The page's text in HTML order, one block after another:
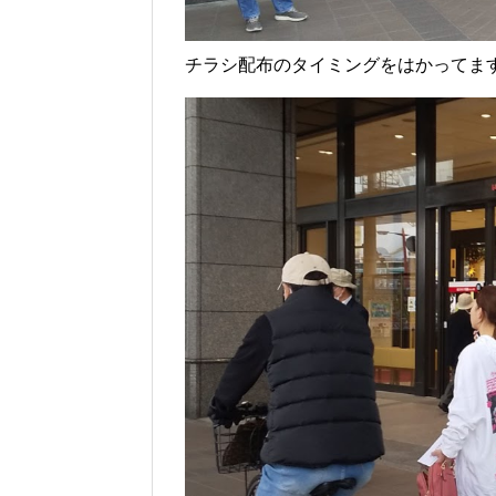
チラシ配布のタイミングをはかってま